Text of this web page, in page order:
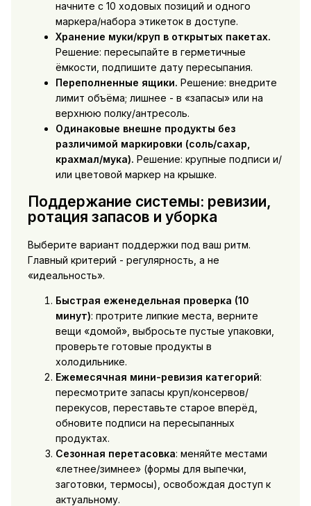
начните с 10 ходовых позиций и одного
маркера/набора этикеток в доступе.
Хранение муки/круп в открытых пакетах.
Решение: пересыпайте в герметичные
ёмкости, подпишите дату пересыпания.
Переполненные ящики. Решение: внедрите
лимит объёма; лишнее - в «запасы» или на
верхнюю полку/антресоль.
Одинаковые внешне продукты без
различимой маркировки (соль/сахар,
крахмал/мука). Решение: крупные подписи и/
или цветовой маркер на крышке.
Поддержание системы: ревизии,
ротация запасов и уборка
Выберите вариант поддержки под ваш ритм.
Главный критерий - регулярность, а не
«идеальность».
Быстрая еженедельная проверка (10
минут): протрите липкие места, верните
вещи «домой», выбросьте пустые упаковки,
проверьте готовые продукты в
холодильнике.
Ежемесячная мини-ревизия категорий:
пересмотрите запасы круп/консервов/
перекусов, переставьте старое вперёд,
обновите подписи на пересыпанных
продуктах.
Сезонная перетасовка: меняйте местами
«летнее/зимнее» (формы для выпечки,
заготовки, термосы), освобождая доступ к
актуальному.